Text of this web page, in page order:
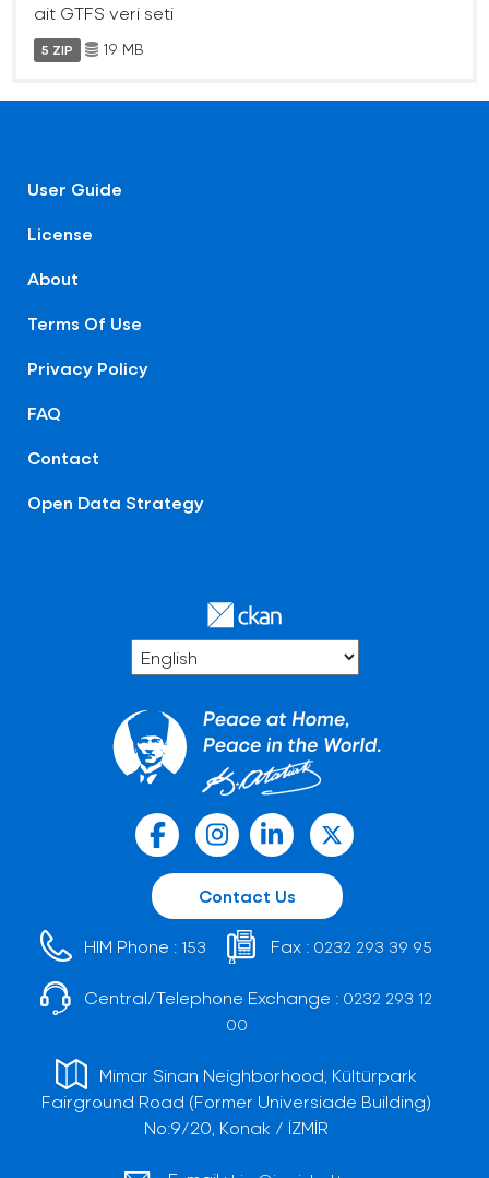
ait GTFS veri seti
5 ZIP 19 MB
User Guide
License
About
Terms Of Use
Privacy Policy
FAQ
Contact
Open Data Strategy
Contact Us
HIM Phone : 153 Fax : 0232 293 39 95
Central/Telephone Exchange : 0232 293 12
00
Mimar Sinan Neighborhood, Kültürpark
Fairground Road (Former Universiade Building)
No:9/20, Konak / İZMİR